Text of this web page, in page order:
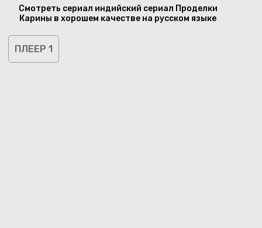
Смотреть сериал индийский сериал Проделки
Карины в хорошем качестве на русском языке
ПЛЕЕР 1